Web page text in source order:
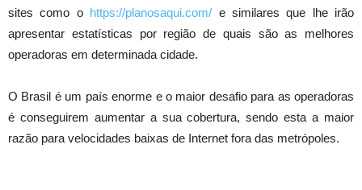
sites como o https://planosaqui.com/ e similares que lhe irão
apresentar estatísticas por região de quais são as melhores
operadoras em determinada cidade.
O Brasil é um país enorme e o maior desafio para as operadoras
é conseguirem aumentar a sua cobertura, sendo esta a maior
razão para velocidades baixas de Internet fora das metrópoles.